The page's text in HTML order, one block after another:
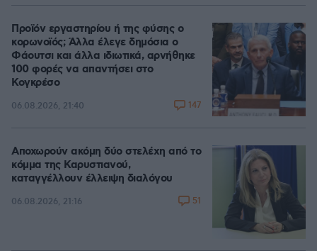
Προϊόν εργαστηρίου ή της φύσης ο
κορωνοϊός; Άλλα έλεγε δημόσια ο
Φάουτσι και άλλα ιδιωτικά, αρνήθηκε
100 φορές να απαντήσει στο
Κογκρέσο
06.08.2026, 21:40 147
Αποχωρούν ακόμη δύο στελέχη από το
κόμμα της Καρυστιανού,
καταγγέλλουν έλλειψη διαλόγου
06.08.2026, 21:16 51